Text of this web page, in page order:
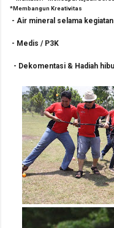
*Membangun Kreativitas
- Air mineral selama kegiatan
- Medis / P3K
- Dekomentasi & Hadiah